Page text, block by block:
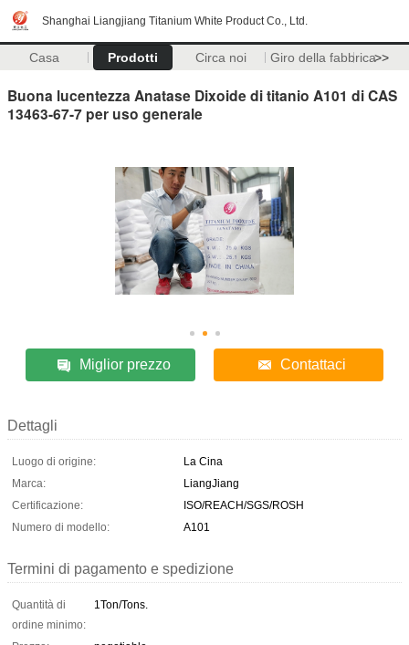
Shanghai Liangjiang Titanium White Product Co., Ltd.
Casa Prodotti Circa noi Giro della fabbrica>>
Buona lucentezza Anatase Dixoide di titanio A101 di CAS
13463-67-7 per uso generale
Miglior prezzo Contattaci
Dettagli
Luogo di origine:
La Cina
Marca:
LiangJiang
Certificazione:
ISO/REACH/SGS/ROSH
Numero di modello:
A101
Termini di pagamento e spedizione
Quantità di
ordine minimo:
1Ton/Tons.